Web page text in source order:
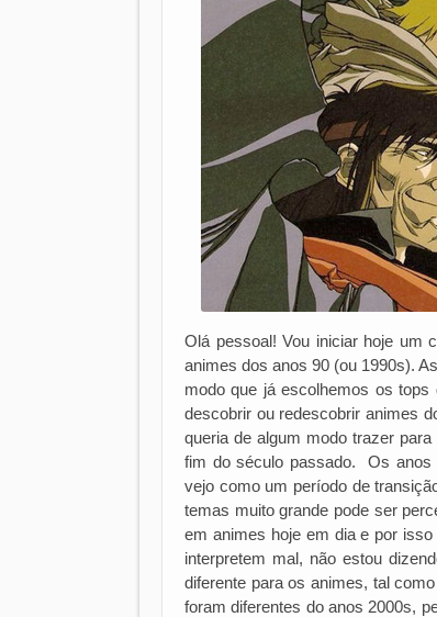
Olá pessoal! Vou iniciar hoje um
animes dos anos 90 (ou 1990s).
modo que já escolhemos os
descobrir ou redescobrir animes
queria de algum modo trazer
fim do século passado. Os anos
vejo como um período de
temas muito grande pode ser
em animes hoje em dia e por
interpretem mal, não estou
diferente para os animes, tal
foram diferentes do anos 2000s,